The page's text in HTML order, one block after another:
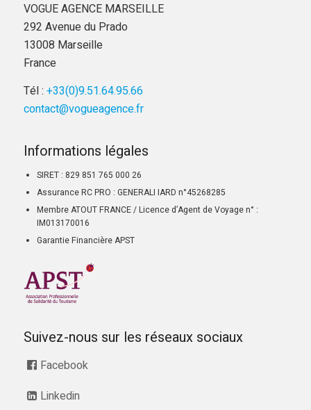
VOGUE AGENCE MARSEILLE
292 Avenue du Prado
13008 Marseille
France
Tél : +33(0)9.51.64.95.66
contact@vogueagence.fr
Informations légales
SIRET : 829 851 765 000 26
Assurance RC PRO : GENERALI IARD n°45268285
Membre ATOUT FRANCE / Licence d’Agent de Voyage n° :
IM013170016
Garantie Financière APST
Suivez-nous sur les réseaux sociaux
Facebook
Linkedin